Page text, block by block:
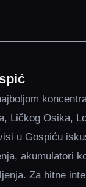
Ličkog Osika,
u Gospiću
akumulatori
Za hitne